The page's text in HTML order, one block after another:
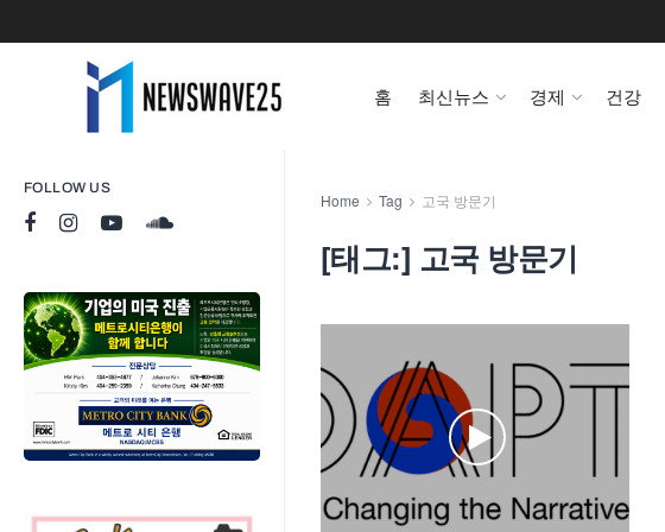
FOLLOW US
홈 최신뉴스 경제 건강
Home Tag 고국 방문기
[태그:] 고국 방문기